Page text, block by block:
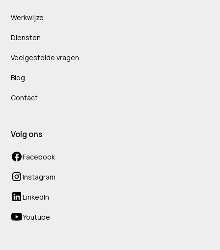
Werkwijze
Diensten
Veelgestelde vragen
Blog
Contact
Volg ons
Facebook
Instagram
LinkedIn
Youtube